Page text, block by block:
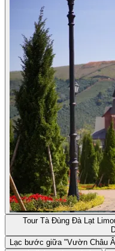
Tour Tà Đùng Đà Lạt
Lạc bước giữa "Vườn Châu